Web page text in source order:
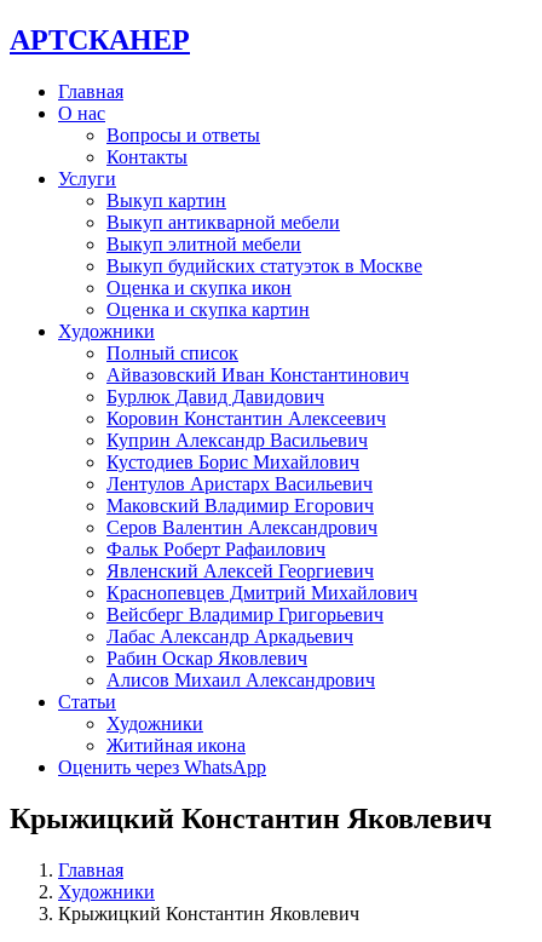
АРТСКАНЕР
Главная
О нас
Вопросы и ответы
Контакты
Услуги
Выкуп картин
Выкуп антикварной мебели
Выкуп элитной мебели
Выкуп будийских статуэток в Москве
Оценка и скупка икон
Оценка и скупка картин
Художники
Полный список
Айвазовский Иван Константинович
Бурлюк Давид Давидович
Коровин Константин Алексеевич
Куприн Александр Васильевич
Кустодиев Борис Михайлович
Лентулов Аристарх Васильевич
Маковский Владимир Егорович
Серов Валентин Александрович
Фальк Роберт Рафаилович
Явленский Алексей Георгиевич
Краснопевцев Дмитрий Михайлович
Вейсберг Владимир Григорьевич
Лабас Александр Аркадьевич
Рабин Оскар Яковлевич
Алисов Михаил Александрович
Статьи
Художники
Житийная икона
Оценить через WhatsApp
Крыжицкий Константин Яковлевич
Главная
Художники
Крыжицкий Константин Яковлевич